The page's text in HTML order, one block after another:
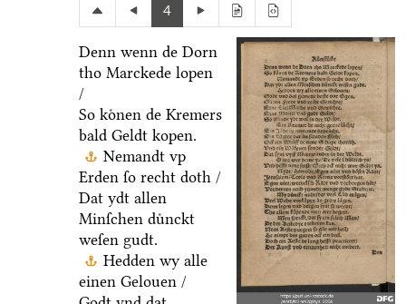
4
Denn wenn de Dorn
tho Marckede lopen
/
So koͤnen de Kremers
bald Geldt kopen.
Nemandt vp
Erden ſo recht doth /
Dat ydt allen
Minſchen duͤnckt
weſen gudt.
Hedden wy alle
einen Gelouen /